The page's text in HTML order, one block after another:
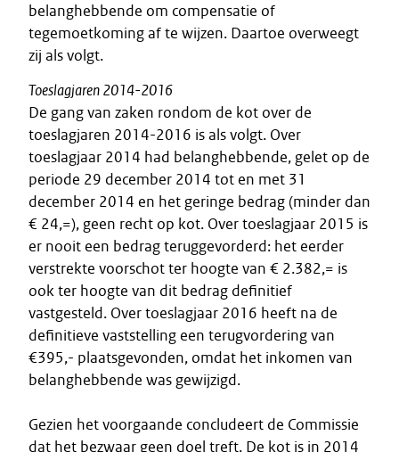
belanghebbende om compensatie of
tegemoetkoming af te wijzen. Daartoe overweegt
zij als volgt.
Toeslagjaren 2014-2016
De gang van zaken rondom de kot over de
toeslagjaren 2014-2016 is als volgt. Over
toeslagjaar 2014 had belanghebbende, gelet op de
periode 29 december 2014 tot en met 31
december 2014 en het geringe bedrag (minder dan
€ 24,=), geen recht op kot. Over toeslagjaar 2015 is
er nooit een bedrag teruggevorderd: het eerder
verstrekte voorschot ter hoogte van € 2.382,= is
ook ter hoogte van dit bedrag definitief
vastgesteld. Over toeslagjaar 2016 heeft na de
definitieve vaststelling een terugvordering van
€395,- plaatsgevonden, omdat het inkomen van
belanghebbende was gewijzigd.
Gezien het voorgaande concludeert de Commissie
dat het bezwaar geen doel treft. De kot is in 2014